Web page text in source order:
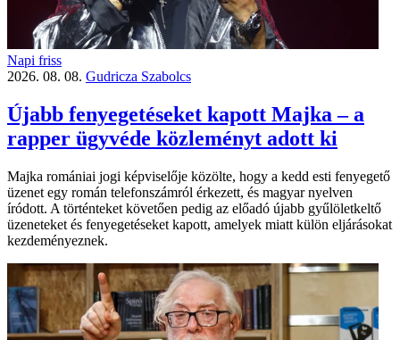
Napi friss
2026. 08. 08. Gudricza Szabolcs
Újabb fenyegetéseket kapott Majka – a
rapper ügyvéde közleményt adott ki
Majka romániai jogi képviselője közölte, hogy a kedd esti fenyegető
üzenet egy román telefonszámról érkezett, és magyar nyelven
íródott. A történteket követően pedig az előadó újabb gyűlöletkeltő
üzeneteket és fenyegetéseket kapott, amelyek miatt külön eljárásokat
kezdeményeznek.